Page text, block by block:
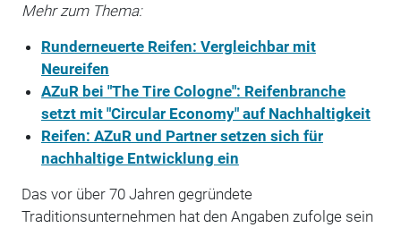
Mehr zum Thema:
Runderneuerte Reifen: Vergleichbar mit
Neureifen
AZuR bei "The Tire Cologne": Reifenbranche
setzt mit "Circular Economy" auf Nachhaltigkeit
Reifen: AZuR und Partner setzen sich für
nachhaltige Entwicklung ein
Das vor über 70 Jahren gegründete
Traditionsunternehmen hat den Angaben zufolge sein